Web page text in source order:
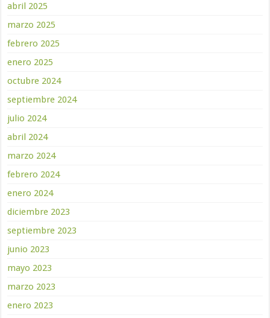
abril 2025
marzo 2025
febrero 2025
enero 2025
octubre 2024
septiembre 2024
julio 2024
abril 2024
marzo 2024
febrero 2024
enero 2024
diciembre 2023
septiembre 2023
junio 2023
mayo 2023
marzo 2023
enero 2023